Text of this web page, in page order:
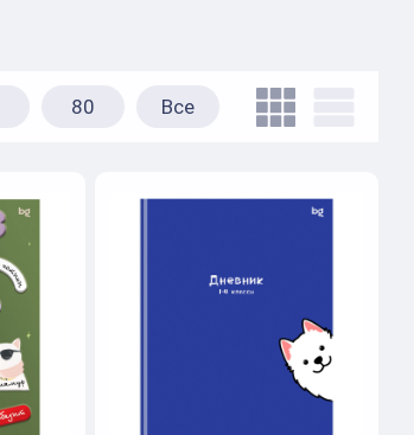
80 Все